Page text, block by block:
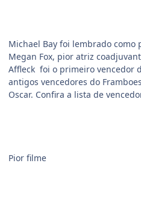
Michael Bay foi lembrado como
Megan Fox, pior atriz
Affleck foi o primeiro vencedor
antigos vencedores do
Oscar. Confira a lista de
Pior filme